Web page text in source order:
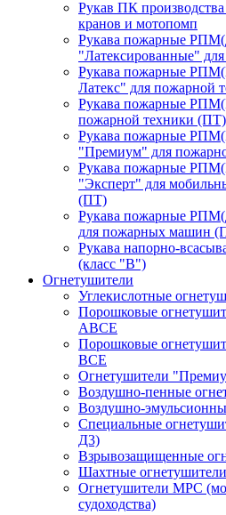
Рукав ПК
кранов и мотопомп
Рукава пожарные
"Латексированные"
Рукава пожарные
Латекс" для пожарной
Рукава пожарные
пожарной техники (ПТ)
Рукава пожарные
"Премиум" для
Рукава пожарные
"Эксперт" для
(ПТ)
Рукава пожарные
для пожарных машин
Рукава напорно-
(класс "В")
Огнетушители
Углекислотные
Порошковые
АВСЕ
Порошковые
ВСЕ
Огнетушители
Воздушно-пенные
Воздушно-
Специальные
Д3)
Взрывозащищенные
Шахтные огнетушители
Огнетушители МРС
судоходства)